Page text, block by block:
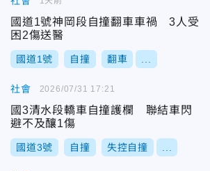
國道1號神岡段自撞翻車車禍 3人受
困2傷送醫
國道1號 自撞 翻車
社會
國3清水段轎車自撞護欄 聯結車閃
避不及釀1傷
國道3號 自撞 失控自撞
2026/07/31 17:21